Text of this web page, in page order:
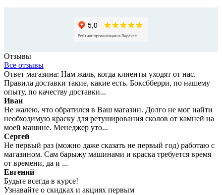
Отзывы
Все отзывы
Ответ магазина: Нам жаль, когда клиенты уходят от нас.
Правила доставки такие, какие есть. Боксбберри, по нашему
опыту, по качеству доставки...
Иван
Не жалею, что обратился в Ваш магазин. Долго не мог найти
необходимую краску для ретуширования сколов от камней на
моей машине. Менеджер уто...
Сергей
Не первый раз (можно даже сказать не первый год) работаю с
магазином. Сам барыжу машинами и краска требуется время
от времени, да и ...
Евгений
Будьте всегда в курсе!
Узнавайте о скидках и акциях первым